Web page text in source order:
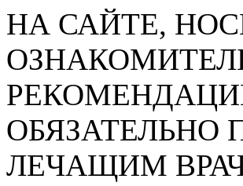
НА САЙТЕ,
ОБЯЗАТЕЛЬНО
ЛЕЧАЩИМ